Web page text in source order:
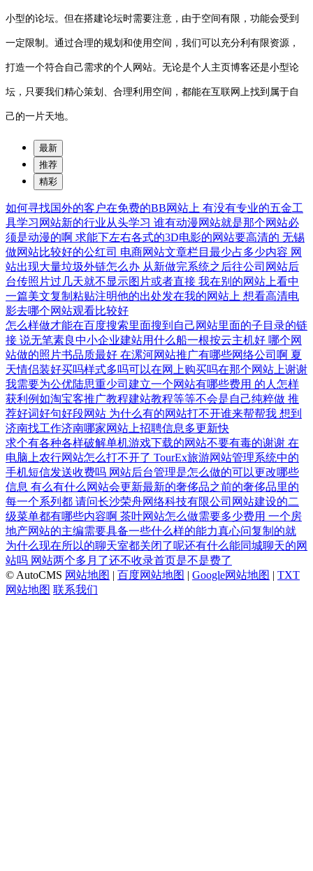
小型的论坛。但在搭建论坛时需要注意，由于空间有限，功能会受到
一定限制。通过合理的规划和使用空间，我们可以充分利有限资源，
打造一个符合自己需求的个人网站。无论是个人主页博客还是小型论
坛，只要我们精心策划、合理利用空间，都能在互联网上找到属于自
己的一片天地。
最新
推荐
精彩
如何寻找国外的客户在免费的BB网站上 有没有专业的五金工
具学习网站新的行业从头学习 谁有动漫网站就是那个网站必
须是动漫的啊 求能下左右各式的3D电影的网站要高清的 无锡
做网站比较好的公红司 电商网站文章栏目最少占多少内容 网
站出现大量垃圾外链怎么办 从新做完系统之后往公司网站后
台传照片过几天就不显示图片或者直接 我在别的网站上看中
一篇美文复制粘贴注明他的出处发在我的网站上 想看高清电
影去哪个网站观看比较好
怎么样做才能在百度搜索里面搜到自己网站里面的子目录的链
接 说无笔素良中小企业建站用什么船一根按云主机好 哪个网
站做的照片书品质最好 在漯河网站推广有哪些网络公司啊 夏
天情侣装好买吗样式多吗可以在网上购买吗在那个网站上谢谢
我需要为公优陆思重少司建立一个网站有哪些费用 的人怎样
获利例如淘宝客推广教程建站教程等等不会是自己纯粹做 推
荐好词好句好段网站 为什么有的网站打不开谁来帮帮我 想到
济南找工作济南哪家网站上招聘信息多更新快
求个有各种各样破解单机游戏下载的网站不要有毒的谢谢 在
电脑上农行网站怎么打不开了 TourEx旅游网站管理系统中的
手机短信发送收费吗 网站后台管理是怎么做的可以更改哪些
信息 有么有什么网站会更新最新的奢侈品之前的奢侈品里的
每一个系列都 请问长沙荣舟网络科技有限公司网站建设的二
级菜单都有哪些内容啊 茶叶网站怎么做需要多少费用 一个房
地产网站的主编需要具备一些什么样的能力真心问复制的就
为什么现在所以的聊天室都关闭了呢还有什么能同城聊天的网
站吗 网站两个多月了还不收录首页是不是费了
© AutoCMS 网站地图 | 百度网站地图 | Google网站地图 | TXT
网站地图 联系我们